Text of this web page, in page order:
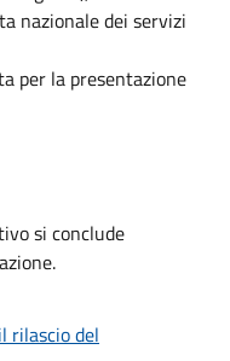
nazionale dei servizi
per la presentazione
si conclude
rilascio del